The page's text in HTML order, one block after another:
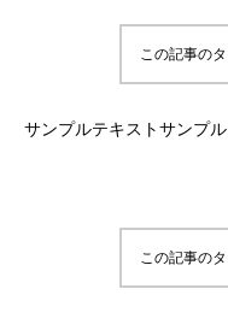
この記事の
サンプルテキストサンプル
この記事の